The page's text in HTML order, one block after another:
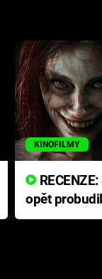
KINOFILMY
opět
přichází s